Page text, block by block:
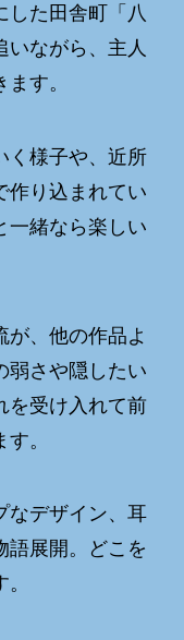
した田舎町「八
いながら、主人
す。
く様子や、近所
作り込まれてい
一緒なら楽しい
が、他の作品よ
弱さや隠したい
を受け入れて前
。
なデザイン、耳
語展開。どこを